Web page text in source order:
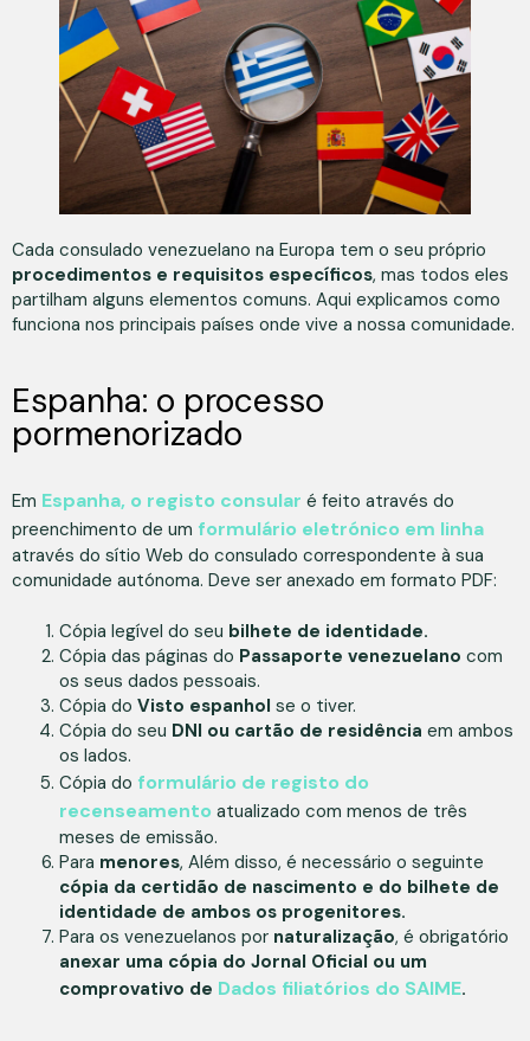
Cada consulado venezuelano na Europa tem o seu próprio
procedimentos e requisitos específicos, mas todos eles
partilham alguns elementos comuns. Aqui explicamos como
funciona nos principais países onde vive a nossa comunidade.
Espanha: o processo
pormenorizado
Em Espanha, o registo consular é feito através do
preenchimento de um formulário eletrónico em linha
através do sítio Web do consulado correspondente à sua
comunidade autónoma. Deve ser anexado em formato PDF:
Cópia legível do seu bilhete de identidade.
Cópia das páginas do Passaporte venezuelano com
os seus dados pessoais.
Cópia do Visto espanhol se o tiver.
Cópia do seu DNI ou cartão de residência em ambos
os lados.
Cópia do formulário de registo do
recenseamento atualizado com menos de três
meses de emissão.
Para menores, Além disso, é necessário o seguinte
cópia da certidão de nascimento e do bilhete de
identidade de ambos os progenitores.
Para os venezuelanos por naturalização, é obrigatório
anexar uma cópia do Jornal Oficial ou um
comprovativo de Dados filiatórios do SAIME.